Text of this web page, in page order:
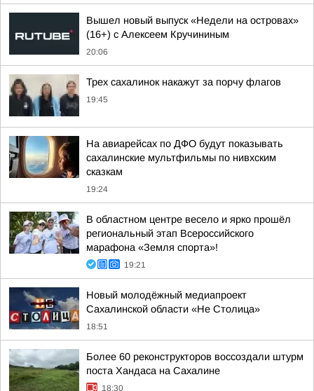
Вышел новый выпуск «Недели на островах»
(16+) с Алексеем Кручининым
20:06
Трех сахалинок накажут за порчу флагов
19:45
На авиарейсах по ДФО будут показывать
сахалинские мультфильмы по нивхским
сказкам
19:24
В областном центре весело и ярко прошёл
региональный этап Всероссийского
марафона «Земля спорта»!
19:21
Новый молодёжный медиапроект
Сахалинской области «Не Столица»
18:51
Более 60 реконструкторов воссоздали штурм
поста Хандаса на Сахалине
18:30